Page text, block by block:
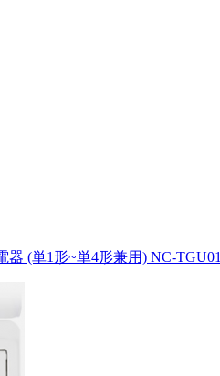
(単1形~単4形兼用) NC-TGU01